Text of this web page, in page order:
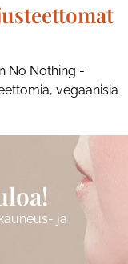
No Nothing -
vegaanisia
ja